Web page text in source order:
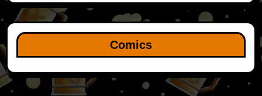
Comics